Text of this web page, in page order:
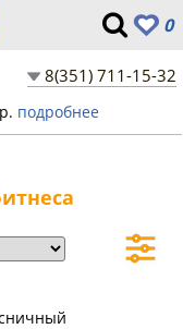
0
8(351) 711-15-32
подробнее